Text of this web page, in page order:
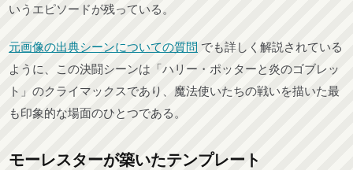
いうエピソードが残っている。
元画像の出典シーンについての質問 でも詳しく解説されている
ように、この決闘シーンは「ハリー・ポッターと炎のゴブレッ
ト」のクライマックスであり、魔法使いたちの戦いを描いた最
も印象的な場面のひとつである。
モーレスターが築いたテンプレート